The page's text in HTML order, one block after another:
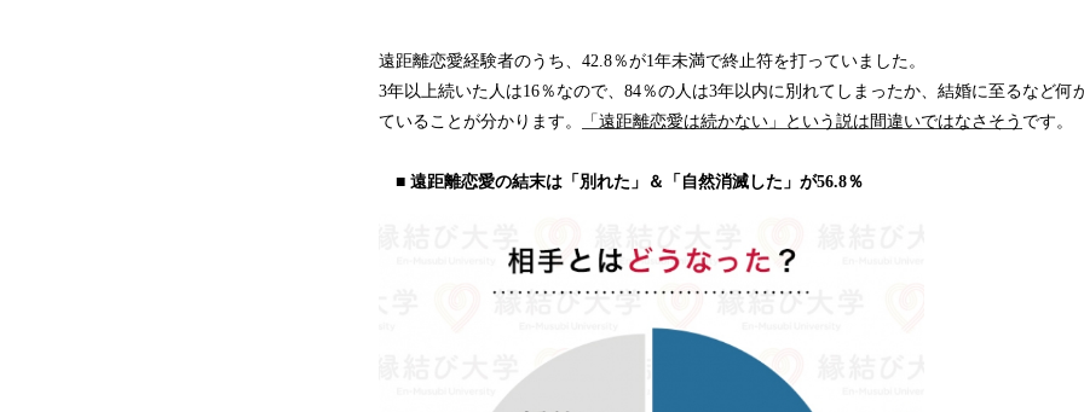
遠距離恋愛経験者のうち、42.8％が1年未満で終止符を打っていました。
3年以上続いた人は16％なので、84％の人は3年以内に別れてしまったか、結婚に至るなど何
ていることが分かります。
「遠距離恋愛は続かない」という説は間違いではなさそう です。
■ 遠距離恋愛の結末は「別れた」＆「自然消滅した」が56.8％